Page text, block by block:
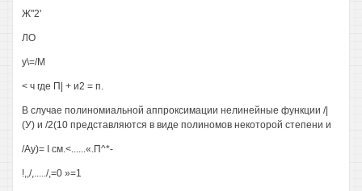
Ж"2'
ЛО
у\=/М
< ч где П| + и2 = п.
В случае полиномиальной аппроксимации нелинейные функции /|
(У) и /2(10 представляются в виде полиномов некоторой степени и
/Ау)= I см.<......«.П^*-
!,,/,...../,=0 »=1